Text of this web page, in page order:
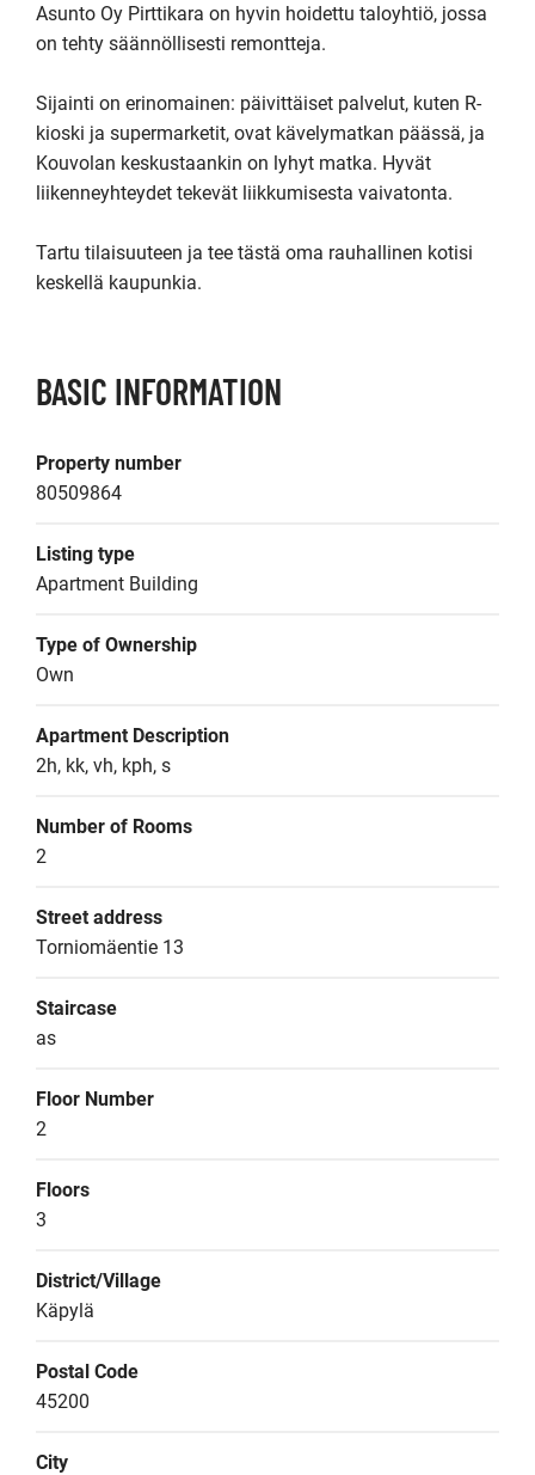
Asunto Oy Pirttikara on hyvin hoidettu taloyhtiö, jossa
on tehty säännöllisesti remontteja.
Sijainti on erinomainen: päivittäiset palvelut, kuten R-
kioski ja supermarketit, ovat kävelymatkan päässä, ja
Kouvolan keskustaankin on lyhyt matka. Hyvät
liikenneyhteydet tekevät liikkumisesta vaivatonta.
Tartu tilaisuuteen ja tee tästä oma rauhallinen kotisi
keskellä kaupunkia.
BASIC INFORMATION
Property number
80509864
Listing type
Apartment Building
Type of Ownership
Own
Apartment Description
2h, kk, vh, kph, s
Number of Rooms
2
Street address
Torniomäentie 13
Staircase
as
Floor Number
2
Floors
3
District/Village
Käpylä
Postal Code
45200
City